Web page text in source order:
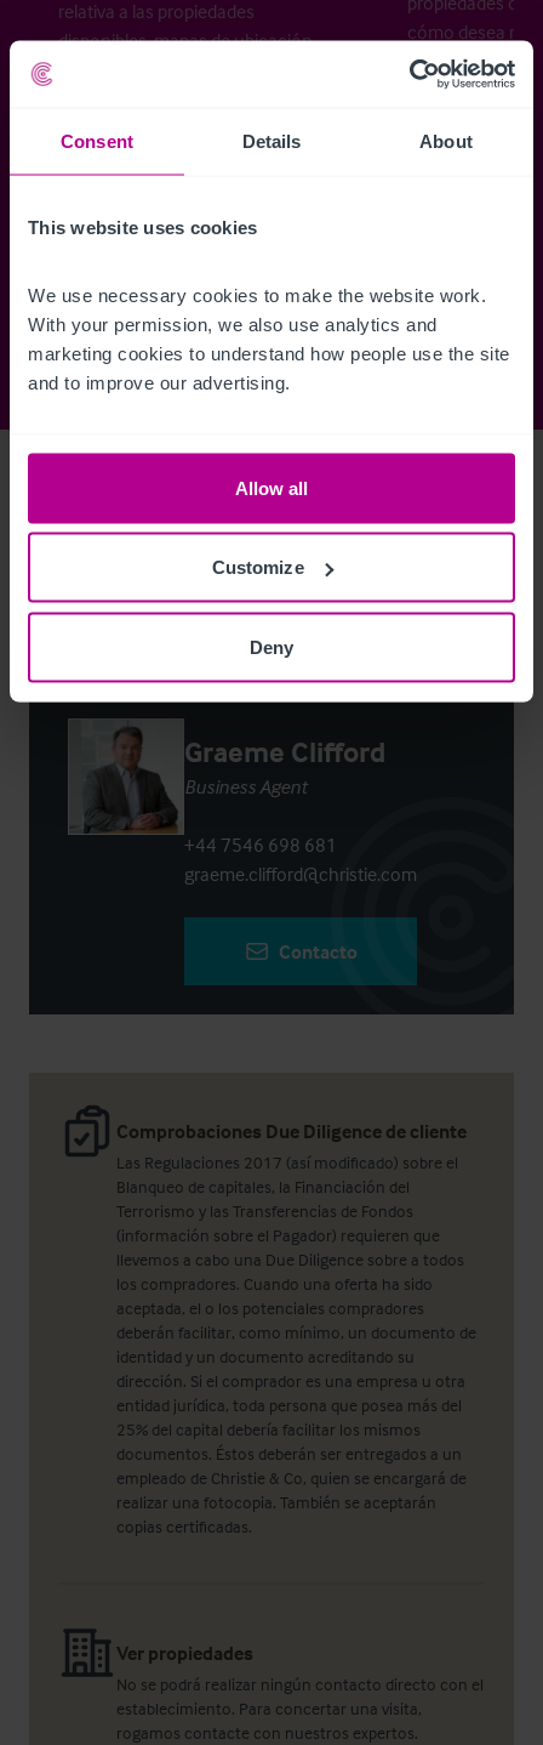
Consent Details About
This website uses cookies
We use necessary cookies to make the website work.
With your permission, we also use analytics and
marketing cookies to understand how people use the site
and to improve our advertising.
Allow all
Customize
Deny
relativa a las propiedades
disponibles, mapas de ubicación,
cómo desea
Comprobaciones Due Diligence de cliente
Las Regulaciones 2017 (así modificado) sobre el
Blanqueo de capitales, la Financiación del
Terrorismo y las Transferencias de Fondos
(información sobre el Pagador) requieren que
llevemos a cabo una Due Diligence sobre a todos
los compradores. Cuando una oferta ha sido
aceptada, el o los potenciales compradores
deberán facilitar, como mínimo, un documento de
identidad y un documento acreditando su
dirección. Si el comprador es una empresa u otra
entidad jurídica, toda persona que posea más del
25% del capital debería facilitar los mismos
documentos. Éstos deberán ser entregados a un
empleado de Christie & Co, quien se encargará de
realizar una fotocopia. También se aceptarán
copias certificadas.
Ver propiedades
No se podrá realizar ningún contacto directo con el
establecimiento. Para concertar una visita,
rogamos contacte con nuestros expertos.
Graeme Clifford
Business Agent
+44 7546 698 681
graeme.clifford@christie.com
Contacto